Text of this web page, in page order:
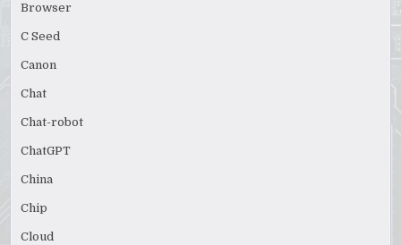
Browser
C Seed
Canon
Chat
Chat-robot
ChatGPT
China
Chip
Cloud